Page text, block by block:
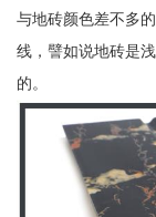
与地砖颜色差不多
线，譬如说地砖是
的。